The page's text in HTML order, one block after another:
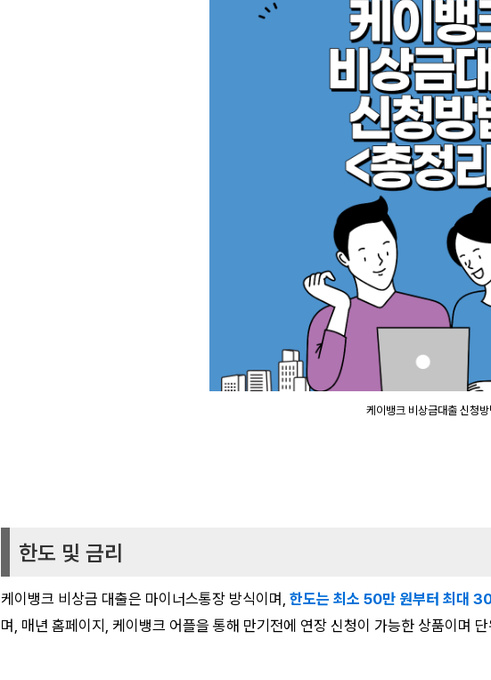
케이뱅크 비상금대출 신청방
한도 및 금리
케이뱅크 비상금 대출은 마이너스통장 방식이며, 한도는 최소 50만 원부터 최대
며, 매년 홈페이지, 케이뱅크 어플을 통해 만기전에 연장 신청이 가능한 상품이며